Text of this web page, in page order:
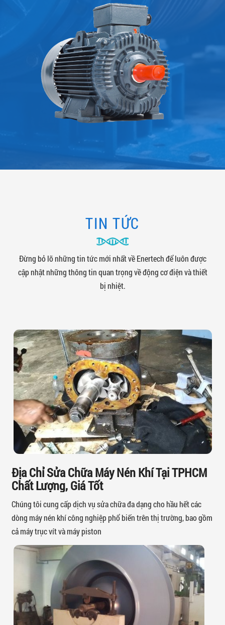
TIN TỨC
Đừng bỏ lỡ những tin tức mới nhất về Enertech để luôn được
cập nhật những thông tin quan trọng về động cơ điện và thiết
bị nhiệt.
Địa Chỉ Sửa Chữa Máy Nén Khí Tại TPHCM
Chất Lượng, Giá Tốt
Chúng tôi cung cấp dịch vụ sửa chữa đa dạng cho hầu hết các
dòng máy nén khí công nghiệp phổ biến trên thị trường, bao gồm
cả máy trục vít và máy piston